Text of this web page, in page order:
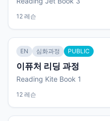
12 레슨
EN 심화과정 PUBLIC
이퓨처 리딩 과정
Reading Kite Book 1
12 레슨